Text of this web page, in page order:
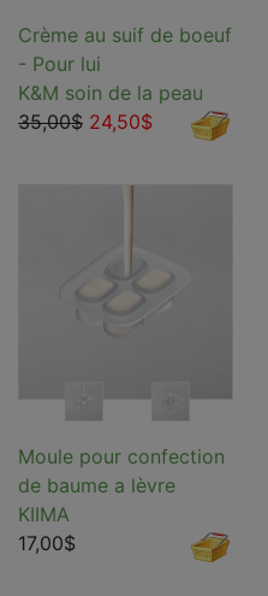
Crème au suif de boeuf
- Pour lui
K&M soin de la peau
35,00$ 24,50$
Moule pour confection
de baume a lèvre
KIIMA
17,00$